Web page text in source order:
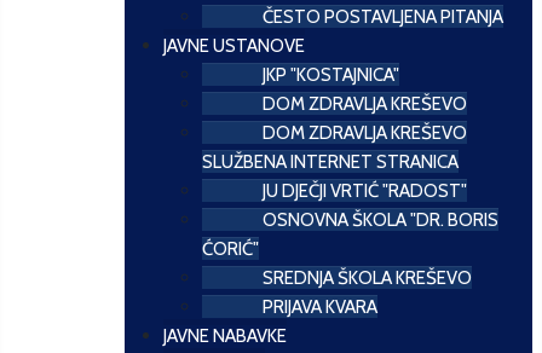
ČESTO POSTAVLJENA PITANJA
JAVNE USTANOVE
JKP "KOSTAJNICA"
DOM ZDRAVLJA KREŠEVO
DOM ZDRAVLJA KREŠEVO
SLUŽBENA INTERNET STRANICA
JU DJEČJI VRTIĆ "RADOST"
OSNOVNA ŠKOLA "DR. BORIS
ĆORIĆ"
SREDNJA ŠKOLA KREŠEVO
PRIJAVA KVARA
JAVNE NABAVKE